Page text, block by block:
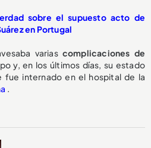
sobre el supuesto acto de
en Portugal
varias complicaciones de
y, en los últimos días, su estado
fue internado en el hospital de la
.